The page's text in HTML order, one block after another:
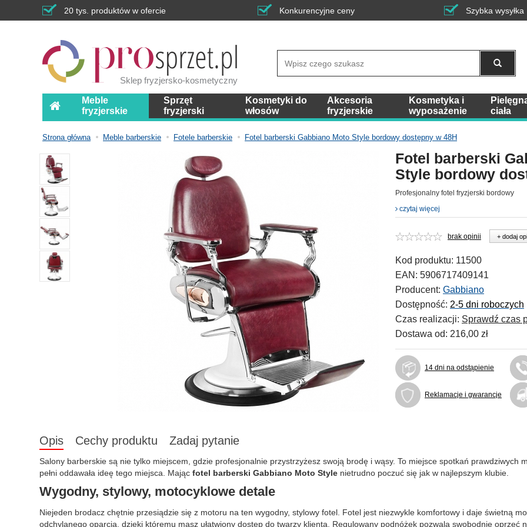
20 tys. produktów w ofercie Konkurencyjne ceny Szybka wysyłka
Sklep fryzjersko-kosmetyczny
Meble
fryzjerskie
Sprzęt
fryzjerski
Kosmetyki do
włosów
Akcesoria
fryzjerskie
Kosmetyka i
wyposażenie
ciała
Strona główna Meble barberskie Fotele barberskie Fotel barberski Gabbiano Moto Style bordowy dostępny w 48H
Fotel barberski
Style bordowy
Profesjonalny fotel fryzjerski bordowy
czytaj więcej
brak opinii + dodaj
Kod produktu: 11500
EAN: 5906717409141
Producent: Gabbiano
Dostępność: 2-5 dni roboczych
Czas realizacji: Sprawdź czas
Dostawa od: 216,00 zł
14 dni na odstąpienie
Reklamacje i gwarancje
Opis Cechy produktu Zadaj pytanie
Salony barberskie są nie tylko miejscem, gdzie profesjonalnie przystrzyżesz swoją brodę i wąsy. To miejsce spotkań prawdziwych
pełni oddawała ideę tego miejsca. Mając fotel barberski Gabbiano Moto Style nietrudno poczuć się jak w najlepszym klubie.
Wygodny, stylowy, motocyklowe detale
Niejeden brodacz chętnie przesiądzie się z motoru na ten wygodny, stylowy fotel. Fotel jest niezwykle komfortowy i daje świetną
odchylanego oparcia, dzięki któremu masz ułatwiony dostęp do twarzy klienta. Regulowany podnóżek pozwala swobodnie oprzeć